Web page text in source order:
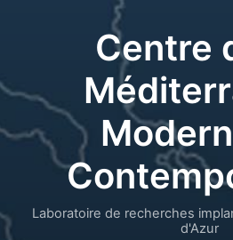
Centre
Laboratoire de recherches
d'Azur